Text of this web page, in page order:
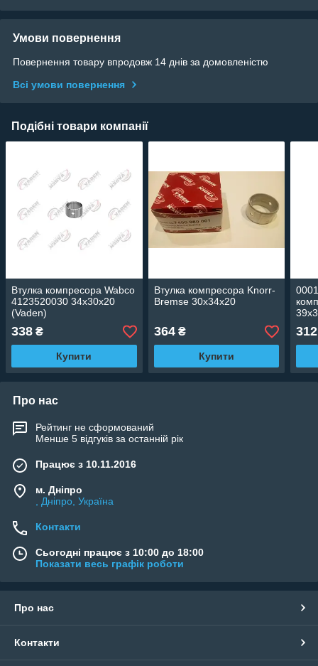
Умови повернення
Повернення товару впродовж 14 днів за домовленістю
Всі умови повернення
Подібні товари компанії
Втулка компресора Wabco
4123520030 34x30x20
(Vaden)
338 ₴
Купити
Втулка компресора Knorr-
Bremse 30x34x20
364₴
Купити
312
Про нас
Рейтинг не сформований
Менше 5 відгуків за останній рік
Працює з 10.11.2016
м. Дніпро
, Дніпро, Україна
Контакти
Сьогодні працює з 10:00 до 18:00
Показати весь графік роботи
Про нас
Контакти